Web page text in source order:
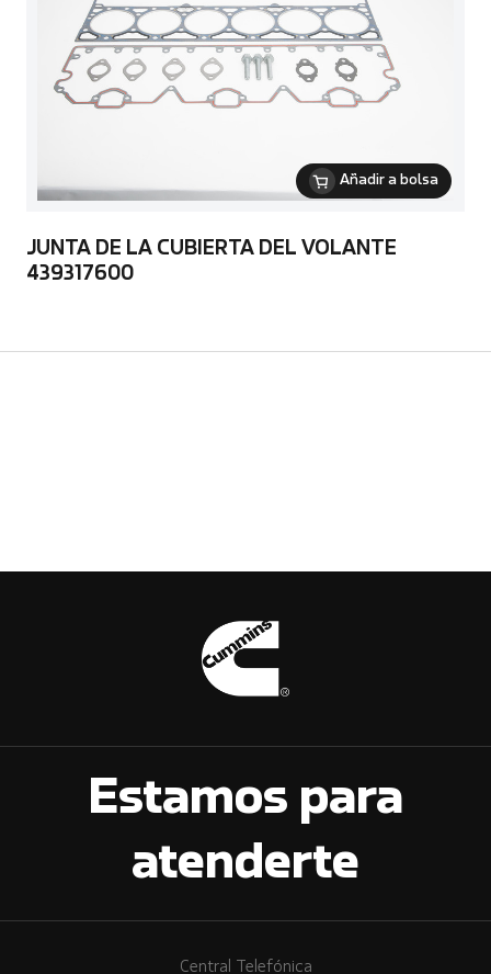
Añadir a bolsa
JUNTA DE LA CUBIERTA DEL VOLANTE
439317600
Estamos para
atenderte
Central Telefónica